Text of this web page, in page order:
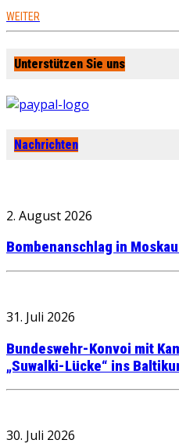
WEITER
Unterstützen Sie uns
Nachrichten
2. August 2026
Bombenanschlag in
31. Juli 2026
Bundeswehr-Konvoi mit
„Suwalki-Lücke“ ins
30. Juli 2026